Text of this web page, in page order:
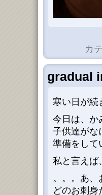
カ
gradual
寒い日が続
今日は、か
子供達がな
準備をして
私と言えば
。。。あ、
どのお刺身